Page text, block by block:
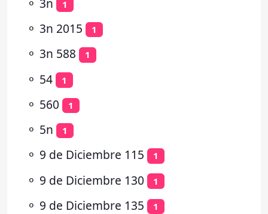
1
⚬ 3n 2015 1
⚬ 3n 588 1
⚬ 54 1
⚬ 560 1
⚬ 5n 1
⚬ 9 de Diciembre 115 1
⚬ 9 de Diciembre 130 1
⚬ 9 de Diciembre 135 1